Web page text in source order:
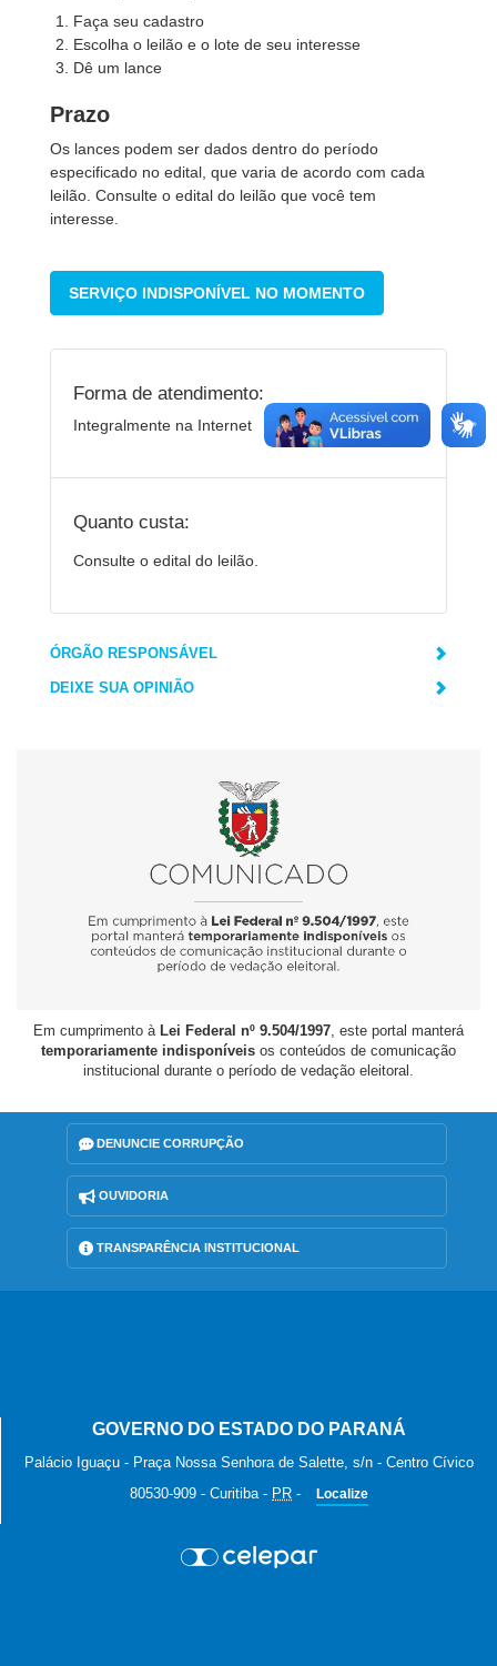
Faça seu cadastro
Escolha o leilão e o lote de seu interesse
Dê um lance
Prazo
Os lances podem ser dados dentro do período
especificado no edital, que varia de acordo com cada
leilão. Consulte o edital do leilão que você tem
interesse.
SERVIÇO INDISPONÍVEL NO MOMENTO
Forma de atendimento:
Integralmente na Internet
Quanto custa:
Consulte o edital do leilão.
ÓRGÃO RESPONSÁVEL
DEIXE SUA OPINIÃO
Em cumprimento à Lei Federal nº 9.504/1997, este portal manterá
temporariamente indisponíveis os conteúdos de comunicação
institucional durante o período de vedação eleitoral.
DENUNCIE CORRUPÇÃO
OUVIDORIA
TRANSPARÊNCIA INSTITUCIONAL
GOVERNO DO ESTADO DO PARANÁ
Palácio Iguaçu - Praça Nossa Senhora de Salette, s/n - Centro Cívico
80530-909 - Curitiba- PR - Localize